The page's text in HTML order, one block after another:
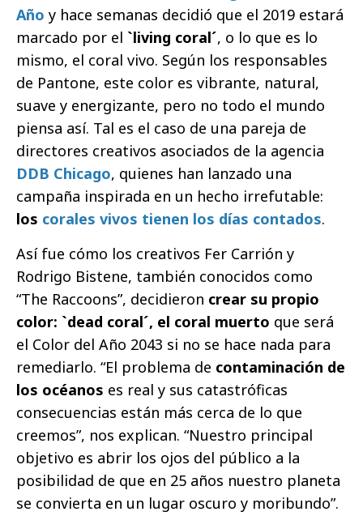
Año y hace semanas decidió que el 2019 estará
marcado por el `living coral´, o lo que es lo
mismo, el coral vivo. Según los responsables
de Pantone, este color es vibrante, natural,
suave y energizante, pero no todo el mundo
piensa así. Tal es el caso de una pareja de
directores creativos asociados de la agencia
DDB Chicago, quienes han lanzado una
campaña inspirada en un hecho irrefutable:
los corales vivos tienen los días contados.
Así fue cómo los creativos Fer Carrión y
Rodrigo Bistene, también conocidos como
“The Raccoons”, decidieron crear su propio
color: `dead coral´, el coral muerto que será
el Color del Año 2043 si no se hace nada para
remediarlo. “El problema de contaminación de
los océanos es real y sus catastróficas
consecuencias están más cerca de lo que
creemos”, nos explican. “Nuestro principal
objetivo es abrir los ojos del público a la
posibilidad de que en 25 años nuestro planeta
se convierta en un lugar oscuro y moribundo”.